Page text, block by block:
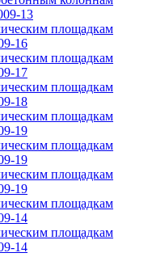
13
площадкам
16
площадкам
17
площадкам
18
площадкам
19
площадкам
19
площадкам
19
площадкам
14
площадкам
14